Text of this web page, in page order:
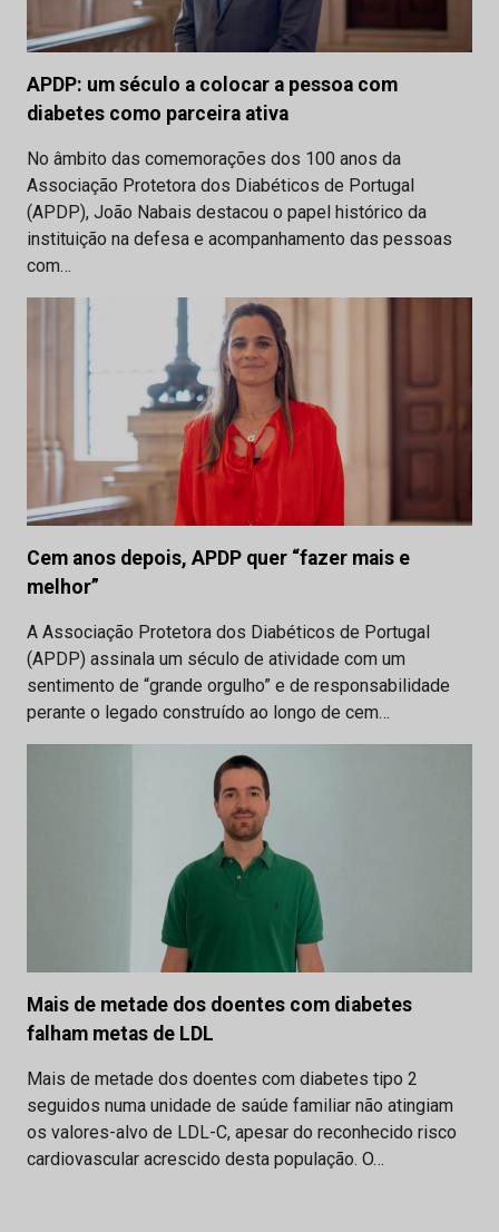
APDP: um século a colocar a pessoa com
diabetes como parceira ativa
No âmbito das comemorações dos 100 anos da
Associação Protetora dos Diabéticos de Portugal
(APDP), João Nabais destacou o papel histórico da
instituição na defesa e acompanhamento das pessoas
com…
Cem anos depois, APDP quer “fazer mais e
melhor”
A Associação Protetora dos Diabéticos de Portugal
(APDP) assinala um século de atividade com um
sentimento de “grande orgulho” e de responsabilidade
perante o legado construído ao longo de cem…
Mais de metade dos doentes com diabetes
falham metas de LDL
Mais de metade dos doentes com diabetes tipo 2
seguidos numa unidade de saúde familiar não atingiam
os valores-alvo de LDL-C, apesar do reconhecido risco
cardiovascular acrescido desta população. O…